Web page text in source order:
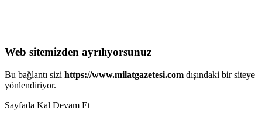
Web sitemizden ayrılıyorsunuz
Bu bağlantı sizi https://www.milatgazetesi.com dışındaki bir siteye
yönlendiriyor.
Sayfada Kal Devam Et